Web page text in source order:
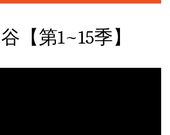
【第1~15季】